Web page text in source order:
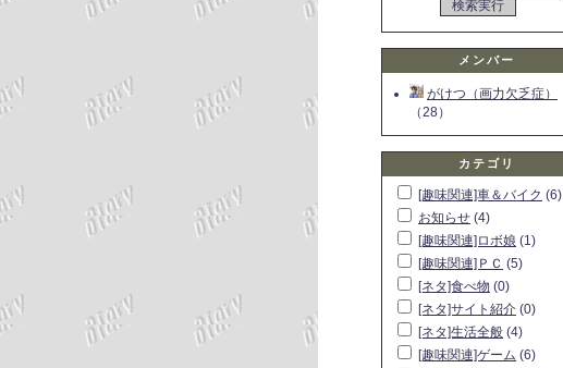
メンバー
がけつ（画力欠乏症）
（28）
カテゴリ
[趣味関連]車＆バイク (6)
お知らせ (4)
[趣味関連]ロボ娘 (1)
[趣味関連]ＰＣ (5)
[ネタ]食べ物 (0)
[ネタ]サイト紹介 (0)
[ネタ]生活全般 (4)
[趣味関連]ゲーム (6)